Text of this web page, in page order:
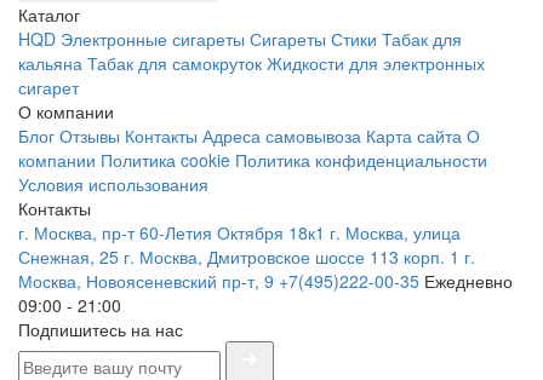
Каталог
HQD Электронные сигареты Сигареты Стики Табак для
кальяна Табак для самокруток Жидкости для электронных
сигарет
О компании
Блог Отзывы Контакты Адреса самовывоза Карта сайта О
компании Политика cookie Политика конфиденциальности
Условия использования
Контакты
г. Москва, пр-т 60-Летия Октября 18к1 г. Москва, улица
Снежная, 25 г. Москва, Дмитровское шоссе 113 корп. 1 г.
Москва, Новоясеневский пр-т, 9 +7(495)222-00-35 Ежедневно
09:00 - 21:00
Подпишитесь на нас